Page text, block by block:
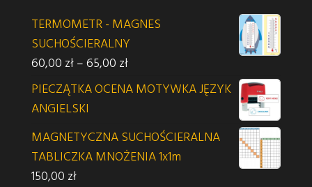
TERMOMETR - MAGNES
SUCHOŚCIERALNY
60,00 zł–65,00 złZakres cen: od 60,00 zł do 65,00 zł
PIECZĄTKA OCENA MOTYWKA JĘZYK
ANGIELSKI
MAGNETYCZNA SUCHOŚCIERALNA
TABLICZKA MNOŻENIA 1x1m
150,00 zł